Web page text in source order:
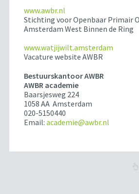
www.awbr.nl
Stichting voor Openbaar Primair
Amsterdam West Binnen de Ring
www.watjijwilt.amsterdam
Vacature website AWBR
Bestuurskantoor AWBR
AWBR academie
Baarsjesweg 224
1058 AA Amsterdam
020-5150440
Email:academie@awbr.nl